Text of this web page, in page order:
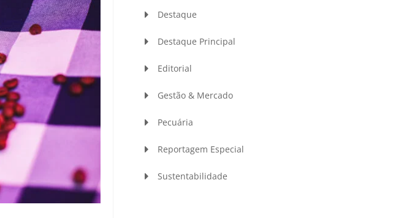
Destaque
Destaque Principal
Editorial
Gestão & Mercado
Pecuária
Reportagem Especial
Sustentabilidade